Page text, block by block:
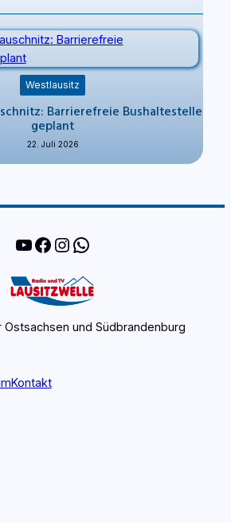
Westlausitz
Barrierefreie Bushaltestelle
geplant
22. Juli 2026
YouTube
Facebook
Instagram
WhatsApp
Ostsachsen und Südbrandenburg
Kontakt